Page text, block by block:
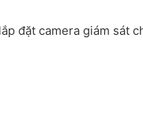
đặt camera giám sát